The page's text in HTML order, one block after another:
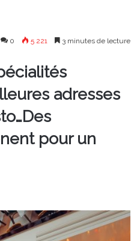
0 5 221 3 minutes de lecture
adresses
pour un